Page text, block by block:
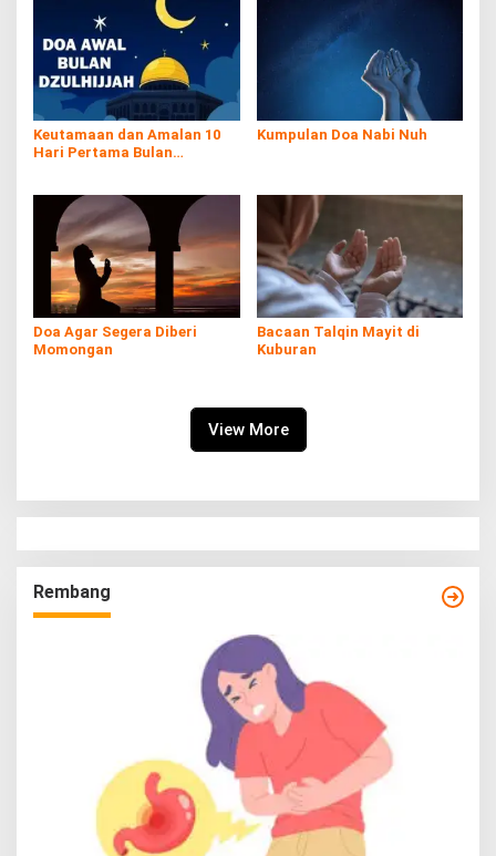
Keutamaan dan Amalan 10
Hari Pertama Bulan
Kumpulan Doa Nabi Nuh
Doa Agar Segera Diberi
Momongan
Bacaan Talqin Mayit di
Kuburan
View More
Rembang